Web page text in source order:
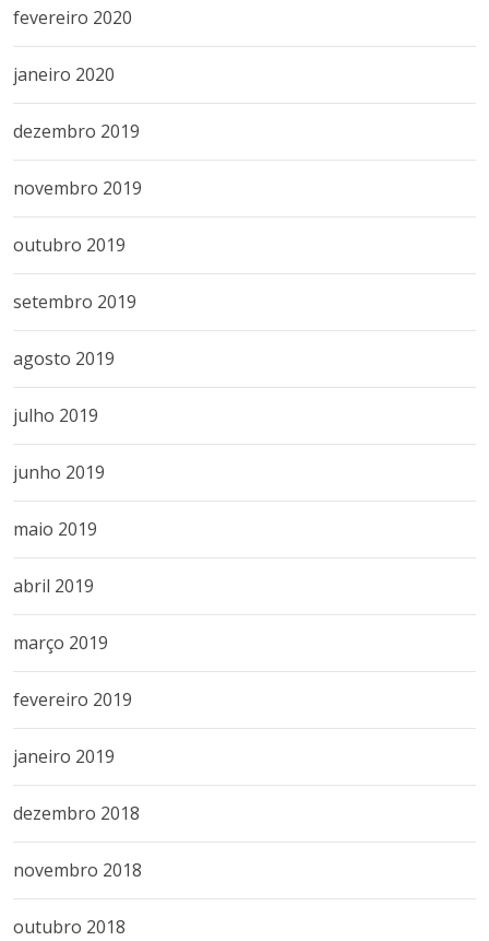
fevereiro 2020
janeiro 2020
dezembro 2019
novembro 2019
outubro 2019
setembro 2019
agosto 2019
julho 2019
junho 2019
maio 2019
abril 2019
março 2019
fevereiro 2019
janeiro 2019
dezembro 2018
novembro 2018
outubro 2018